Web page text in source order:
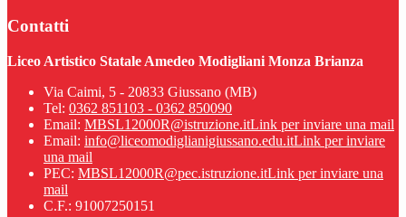
Contatti
Liceo Artistico Statale Amedeo Modigliani Monza Brianza
Via Caimi, 5 - 20833 Giussano (MB)
Tel: 0362 851103 - 0362 850090
Email: MBSL12000R@istruzione.itLink per inviare una mail
Email: info@liceomodiglianigiussano.edu.itLink per inviare
una mail
PEC: MBSL12000R@pec.istruzione.itLink per inviare una
mail
C.F.: 91007250151